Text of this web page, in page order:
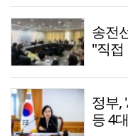
송전
"직접
정부,
등 4